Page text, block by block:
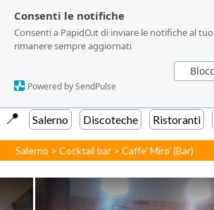
Consenti le notifiche
Consenti a PapidO.it di inviare le notifiche al
rimanere sempre aggiornati
Powered by SendPulse
Consenti le notifiche
Consenti a PapidO.it di inviare le notifiche al
rimanere sempre aggiornati
Powered by SendPulse
📍️ Salerno Discoteche Ristoranti
Salerno >Cocktail bar >Caffe' Miro' (Bar)